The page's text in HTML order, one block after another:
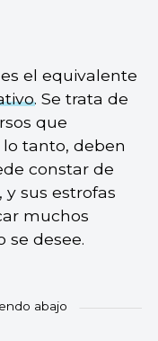
el equivalente
. Se trata de
que
tanto, deben
constar de
y sus estrofas
muchos
se desee.